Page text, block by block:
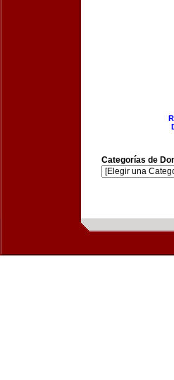
Categorías de